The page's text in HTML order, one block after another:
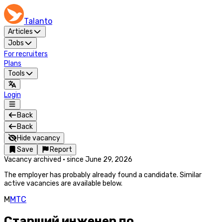
Talanto
Articles
Jobs
For recruiters
Plans
Tools
Login
Back
Back
Hide vacancy
Save
Report
Vacancy archived · since June 29, 2026
The employer has probably already found a candidate. Similar
active vacancies are available below.
ММТС